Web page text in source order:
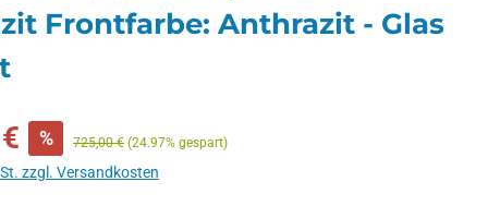
Frontfarbe: Anthrazit - Glas
% Regulärer Preis:
725,00 € (24.97% gespart)
zzgl. Versandkosten